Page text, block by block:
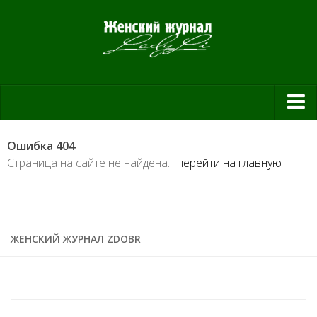
Красота
Шопинг
Ошибка 404
Страница на сайте не найдена... перейти на главную
ЖЕНСКИЙ ЖУРНАЛ ZDOBR